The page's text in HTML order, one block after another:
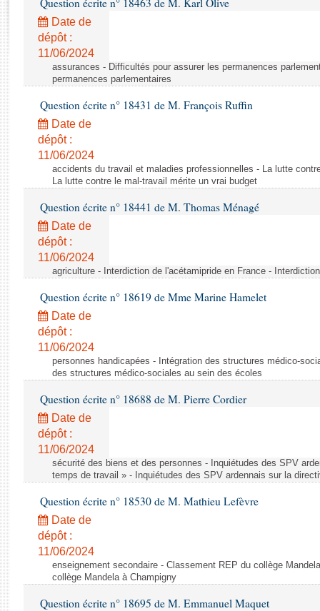
Rapports d'enquête
Rapports législatifs
Rapports sur l'application des lois
Baromètre de l’application des lois
Budget et sécurité sociale
Questions écrites et orales
Comptes rendus des débats
Question écrite n° 18463 de M. Karl Olive
Date de
dépôt :
11/06/2024
assurances - Difficultés pour assurer les permanences
permanences parlementaires
Question écrite n° 18431 de M. François Ruffin
Date de
dépôt :
11/06/2024
accidents du travail et maladies professionnelles - La lutte
La lutte contre le mal-travail mérite un vrai budget
Question écrite n° 18441 de M. Thomas Ménagé
Date de
dépôt :
11/06/2024
agriculture - Interdiction de l'acétamipride en France -
Question écrite n° 18619 de Mme Marine Hamelet
Date de
dépôt :
11/06/2024
personnes handicapées - Intégration des structures médico-
des structures médico-sociales au sein des écoles
Question écrite n° 18688 de M. Pierre Cordier
Date de
dépôt :
11/06/2024
sécurité des biens et des personnes - Inquiétudes des SPV
temps de travail » - Inquiétudes des SPV ardennais sur la
Question écrite n° 18530 de M. Mathieu Lefèvre
Date de
dépôt :
11/06/2024
enseignement secondaire - Classement REP du collège
collège Mandela à Champigny
Question écrite n° 18695 de M. Emmanuel Maquet